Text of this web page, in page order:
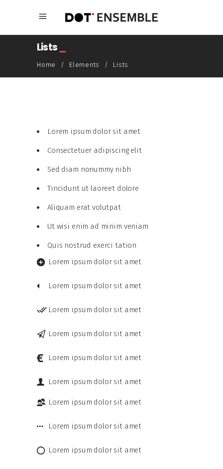
Lists
Home / Elements / Lists
Lorem ipsum dolor sit amet
Consectetuer adipiscing elit
Sed diam nonummy nibh
Tincidunt ut laoreet dolore
Aliquam erat volutpat
Ut wisi enim ad minim veniam
Quis nostrud exerci tation
Lorem ipsum dolor sit amet
Lorem ipsum dolor sit amet
Lorem ipsum dolor sit amet
Lorem ipsum dolor sit amet
Lorem ipsum dolor sit amet
Lorem ipsum dolor sit amet
Lorem ipsum dolor sit amet
Lorem ipsum dolor sit amet
Lorem ipsum dolor sit amet